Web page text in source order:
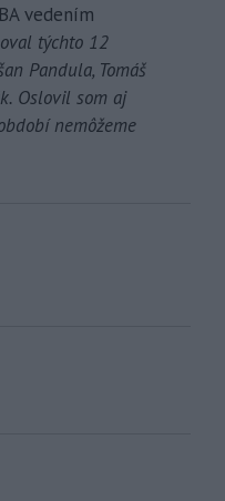
vedením
týchto 12
Pandula, Tomáš
Oslovil som aj
nemôžeme